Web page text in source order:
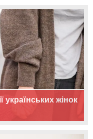
українських жінок